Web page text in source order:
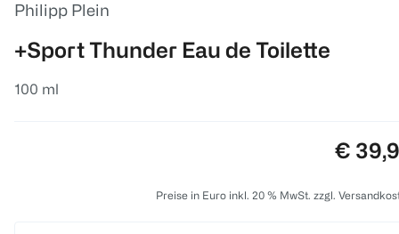
Philipp Plein
+Sport Thunder Eau de Toilette
100 ml
Preis:
€
Preise in Euro inkl. 20 % MwSt. zzgl.